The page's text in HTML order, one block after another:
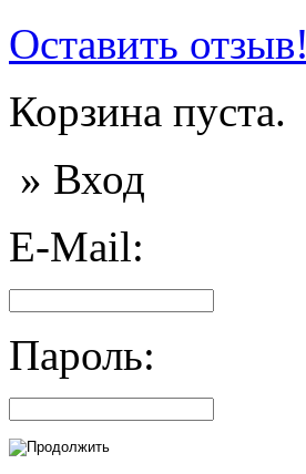
Оставить отзыв!
Корзина пуста.
» Вход
E-Mail:
Пароль: